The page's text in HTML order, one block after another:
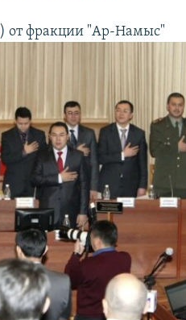
от фракции "Ар-Намыс"